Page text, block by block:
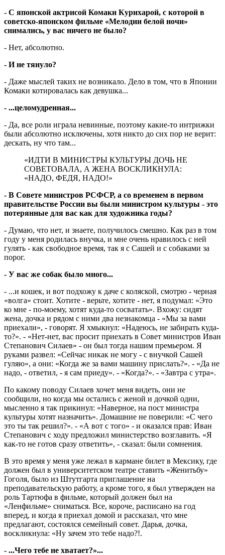
- С японской актрисой Комаки Курихарой, с которой в
советско-японском фильме «Мелодии белой ночи»
снимались, у вас ничего не было?
- Нет, абсолютно.
- И не тянуло?
- Даже мыслей таких не возникало. Дело в том, что в Японии
Комаки котировалась как девушка...
- ...целомудренная...
- Да, все роли играла невинные, поэтому какие-то интрижки
были абсолютно исключены, хотя никто до сих пор не верит:
дескать, ну что там...
«ИДТИ В МИНИСТРЫ КУЛЬТУРЫ ДОЧЬ НЕ
СОВЕТОВАЛА, А ЖЕНА ВОСКЛИКНУЛА:
«НАДО, ФЕДЯ, НАДО!»
- В Совете министров РСФСР, а со временем в первом
правительстве России вы были министром культуры - это
потерянные для вас как для художника годы?
- Думаю, что нет, и знаете, получилось смешно. Как раз в том
году у меня родилась внучка, и мне очень нравилось с ней
гулять - как свободное время, так я с Сашей и с собаками за
порог.
- У вас же собак было много...
- ...и кошек, и вот подхожу к даче с коляской, смотрю - черная
«волга» стоит. Хотите - верьте, хотите - нет, я подумал: «Это
ко мне - по-моему, хотят куда-то сосватать». Вхожу: сидят
жена, дочка и рядом с ними два незнакомца - «Мы за вами
приехали», - говорят. Я хмыкнул: «Надеюсь, не забирать куда-
то?». - «Нет-нет, вас просит приехать в Совет министров Иван
Степанович Силаев» - он был тогда нашим премьером. Я
руками развел: «Сейчас никак не могу - с внучкой Сашей
гуляю», а они: «Когда же за вами машину прислать?». - «Да не
надо, - ответил, - я сам приеду». - «Когда?». - «Завтра с утра».
По какому поводу Силаев хочет меня видеть, они не
сообщили, но когда мы остались с женой и дочкой одни,
мысленно я так прикинул: «Наверное, на пост министра
культуры хотят назначить». Домашние не поверили: «С чего
это ты так решил?». - «А вот с того» - и оказался прав: Иван
Степанович с ходу предложил министерство возглавить. «Я
как-то не готов сразу ответить», - сказал: были сомнения.
В это время у меня уже лежал в кармане билет в Мексику, где
должен был в университетском театре ставить «Женитьбу»
Гоголя, было из Штутгарта приглашение на
преподавательскую работу, а кроме того, я был утвержден на
роль Тартюфа в фильме, который должен был на
«Ленфильме» сниматься. Все, короче, расписано на год
вперед, и когда я приехал домой и рассказал, что мне
предлагают, состоялся семейный совет. Дарья, дочка,
воскликнула: «Ну зачем это тебе надо?!.
- ...Чего тебе не хватает?»...